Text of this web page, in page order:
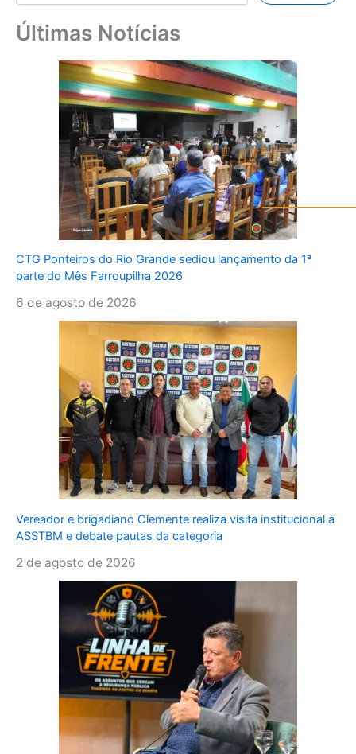
Últimas Notícias
CTG Ponteiros do Rio Grande sediou lançamento da 1ª
parte do Mês Farroupilha 2026
6 de agosto de 2026
Vereador e brigadiano Clemente realiza visita institucional à
ASSTBM e debate pautas da categoria
2 de agosto de 2026